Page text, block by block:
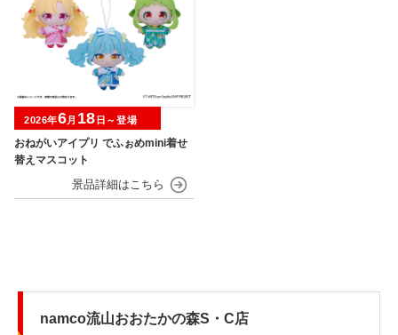
おねがいアイプリ でふぉめmini着せ
替えマスコット
2026年6月 18 日～登場
namco流山おおたかの森S・C店